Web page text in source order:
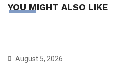
YOU MIGHT ALSO LIKE
August 5, 2026